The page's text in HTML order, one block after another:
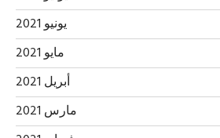
يونيو 2021
مايو 2021
أبريل 2021
مارس 2021